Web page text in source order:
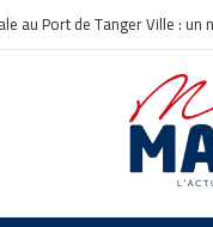
au Port de Tanger Ville :